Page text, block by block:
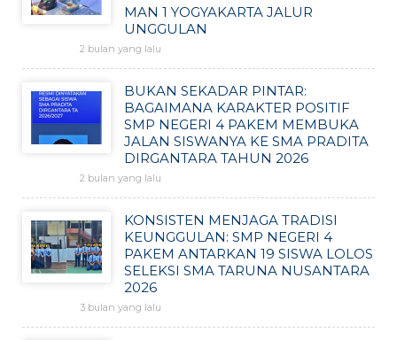
MAN 1 YOGYAKARTA JALUR
UNGGULAN
2 bulan yang lalu
BUKAN SEKADAR PINTAR:
BAGAIMANA KARAKTER POSITIF
SMP NEGERI 4 PAKEM MEMBUKA
JALAN SISWANYA KE SMA PRADITA
DIRGANTARA TAHUN 2026
2 bulan yang lalu
KONSISTEN MENJAGA TRADISI
KEUNGGULAN: SMP NEGERI 4
PAKEM ANTARKAN 19 SISWA LOLOS
SELEKSI SMA TARUNA NUSANTARA
2026
3 bulan yang lalu